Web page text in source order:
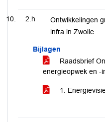
2.h
Ontwikkelingen
infra in Zwolle
Bijlagen
Raadsbrief
energieopwek en -
1.